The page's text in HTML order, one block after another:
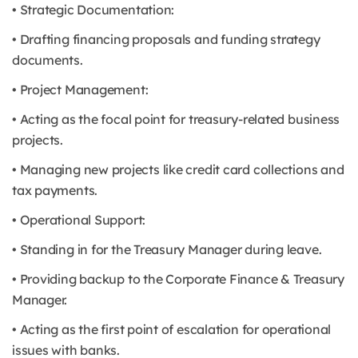
• Strategic Documentation:
• Drafting financing proposals and funding strategy
documents.
• Project Management:
• Acting as the focal point for treasury-related business
projects.
• Managing new projects like credit card collections and
tax payments.
• Operational Support:
• Standing in for the Treasury Manager during leave.
• Providing backup to the Corporate Finance & Treasury
Manager.
• Acting as the first point of escalation for operational
issues with banks.